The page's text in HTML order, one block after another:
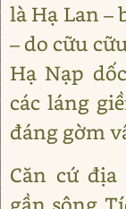
là Hạ Lan –
– do cữu
Hạ Nạp
các láng
đáng gờm
Căn cứ